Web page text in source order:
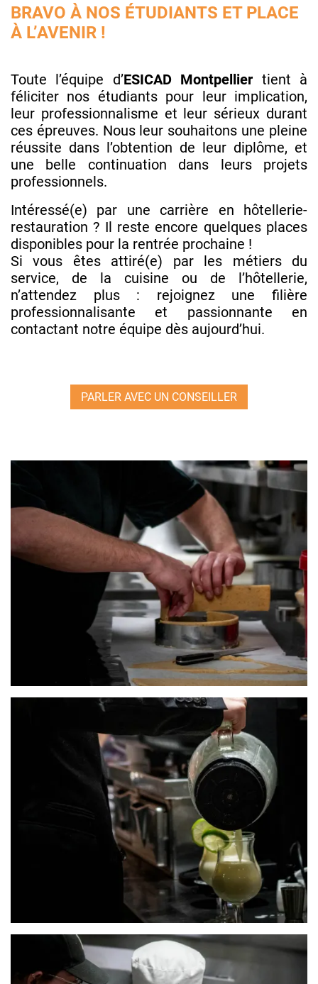
BRAVO À NOS ÉTUDIANTS ET PLACE
À L’AVENIR !
Toute l’équipe d’ESICAD Montpellier tient à
féliciter nos étudiants pour leur implication,
leur professionnalisme et leur sérieux durant
ces épreuves. Nous leur souhaitons une pleine
réussite dans l’obtention de leur diplôme, et
une belle continuation dans leurs projets
professionnels.
Intéressé(e) par une carrière en hôtellerie-
restauration ? Il reste encore quelques places
disponibles pour la rentrée prochaine !
Si vous êtes attiré(e) par les métiers du
service, de la cuisine ou de l’hôtellerie,
n’attendez plus : rejoignez une filière
professionnalisante et passionnante en
contactant notre équipe dès aujourd’hui.
PARLER AVEC UN CONSEILLER